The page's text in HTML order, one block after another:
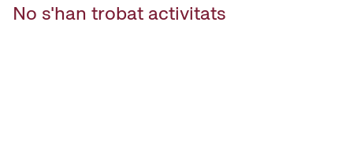
No s'han trobat activitats